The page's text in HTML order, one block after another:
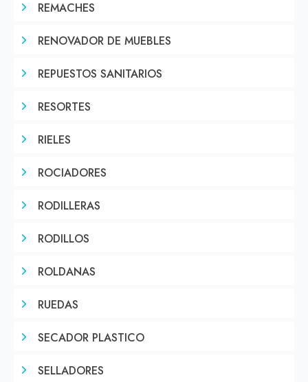
REMACHES
RENOVADOR DE MUEBLES
REPUESTOS SANITARIOS
RESORTES
RIELES
ROCIADORES
RODILLERAS
RODILLOS
ROLDANAS
RUEDAS
SECADOR PLASTICO
SELLADORES